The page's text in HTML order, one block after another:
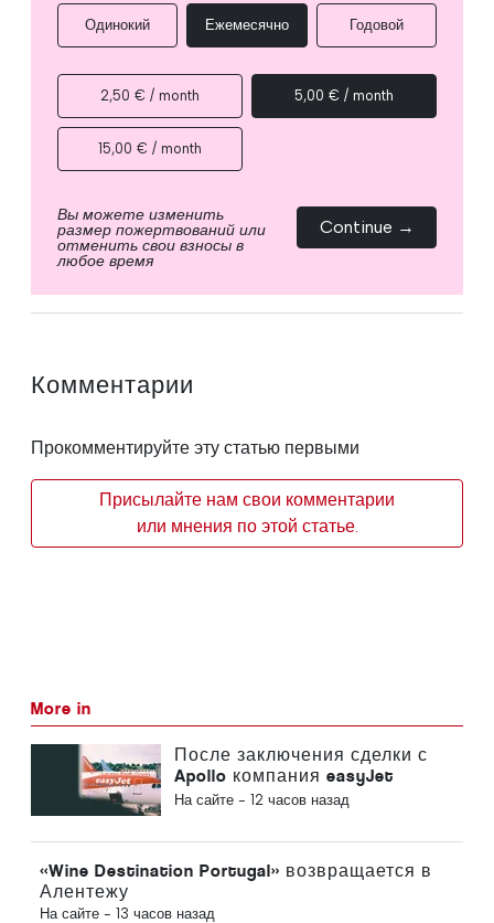
Одинокий Ежемесячно Годовой
2,50 € / month 5,00 € / month
15,00 € / month
Вы можете изменить
размер пожертвований или
отменить свои взносы в
любое время
Continue →
Комментарии
Прокомментируйте эту статью первыми
Присылайте нам свои комментарии
или мнения по этой статье.
More in
После заключения сделки с
Apollo компания easyJet
приближается к Sun
На сайте - 12 часов назад
«Wine Destination Portugal» возвращается в
Алентежу
На сайте - 13 часов назад